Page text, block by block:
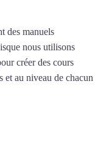
des manuels
nous utilisons
créer des cours
et au niveau de chacun